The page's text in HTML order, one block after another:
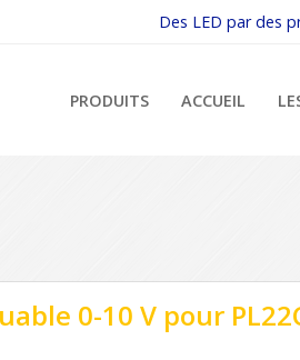
Des LED par des
PRODUITS ACCUEIL
0-10 V pour